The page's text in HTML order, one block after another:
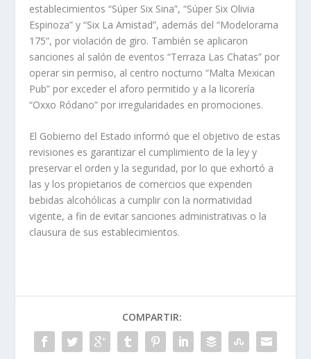
establecimientos “Súper Six Sina”, “Súper Six Olivia
Espinoza” y “Six La Amistad”, además del “Modelorama
175”, por violación de giro. También se aplicaron
sanciones al salón de eventos “Terraza Las Chatas” por
operar sin permiso, al centro nocturno “Malta Mexican
Pub” por exceder el aforo permitido y a la licorería
“Oxxo Ródano” por irregularidades en promociones.
El Gobierno del Estado informó que el objetivo de estas
revisiones es garantizar el cumplimiento de la ley y
preservar el orden y la seguridad, por lo que exhortó a
las y los propietarios de comercios que expenden
bebidas alcohólicas a cumplir con la normatividad
vigente, a fin de evitar sanciones administrativas o la
clausura de sus establecimientos.
COMPARTIR: